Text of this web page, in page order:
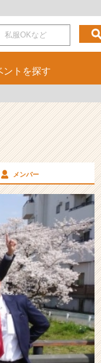
ント を探す
メンバー